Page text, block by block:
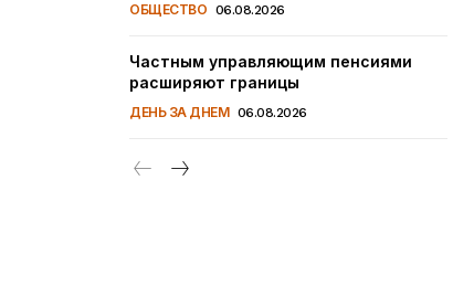
ОБЩЕСТВО 06.08.2026
Частным управляющим пенсиями
расширяют границы
ДЕНЬ ЗА ДНЕМ 06.08.2026